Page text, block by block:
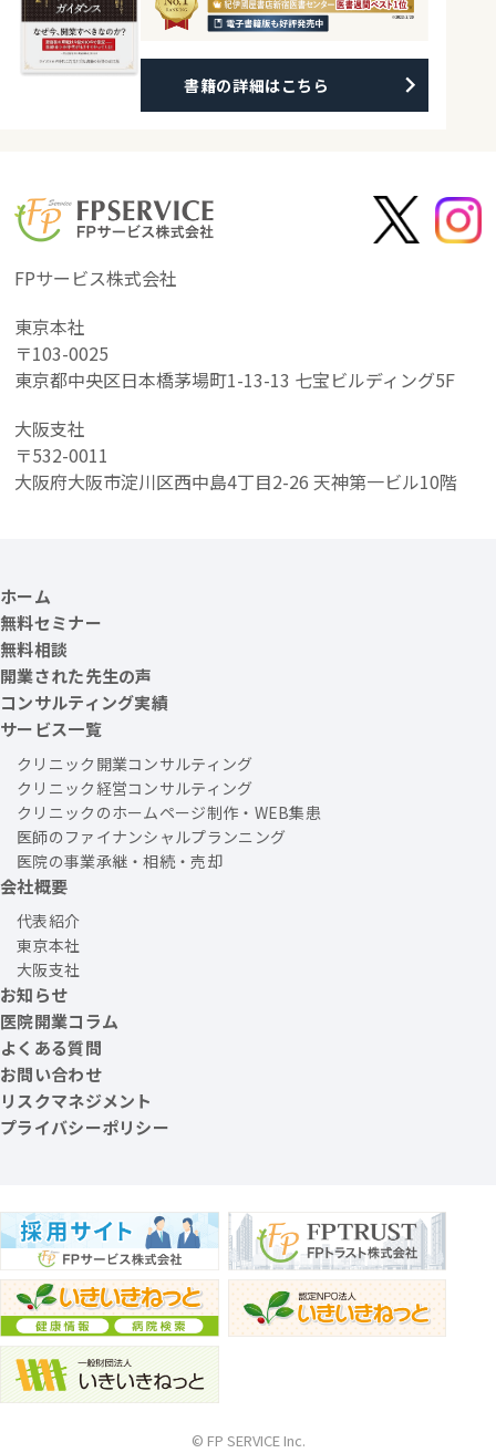
書籍の詳細はこちら
FPサービス株式会社
東京本社
〒103-0025
東京都中央区日本橋茅場町1-13-13 七宝ビルディング5F
大阪支社
〒532-0011
大阪府大阪市淀川区西中島4丁目2-26 天神第一ビル10階
ホーム
無料セミナー
無料相談
開業された先生の声
コンサルティング実績
サービス一覧
クリニック開業コンサルティング
クリニック経営コンサルティング
クリニックのホームページ制作・WEB集患
医師のファイナンシャルプランニング
医院の事業承継・相続・売却
会社概要
代表紹介
東京本社
大阪支社
お知らせ
医院開業コラム
よくある質問
お問い合わせ
リスクマネジメント
プライバシーポリシー
© FP SERVICE Inc.